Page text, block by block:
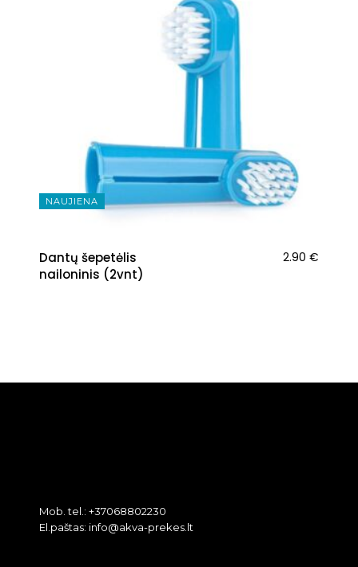
NAUJIENA
Dantų šepetėlis
nailoninis (2vnt)
2.90 €
Mob. tel.: +37068802230
El.paštas: info@akva-prekes.lt